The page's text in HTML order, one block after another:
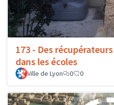
173 - Des
dans les écoles
Ville de Lyon 0 0